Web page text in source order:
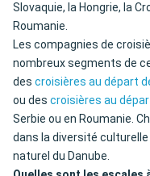
Slovaquie, la Hongrie, la
Roumanie.
Les compagnies de
nombreux segments de
des croisières au départ
ou des croisières au
Serbie ou en Roumanie.
dans la diversité
naturel du Danube.